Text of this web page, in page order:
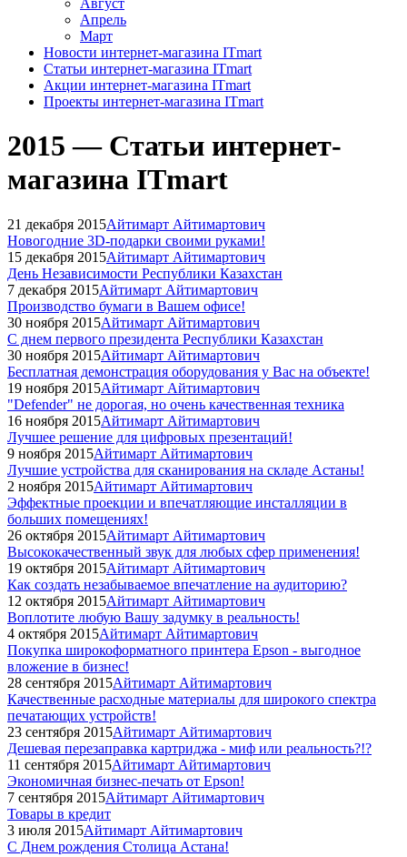
Август
Апрель
Март
Новости интернет-магазина ITmart
Статьи интернет-магазина ITmart
Акции интернет-магазина ITmart
Проекты интернет-магазина ITmart
2015 — Статьи интернет-
магазина ITmart
21 декабря 2015Айтимарт Айтимартович
Новогодние 3D-подарки своими руками!
15 декабря 2015Айтимарт Айтимартович
День Независимости Республики Казахстан
7 декабря 2015Айтимарт Айтимартович
Производство бумаги в Вашем офисе!
30 ноября 2015Айтимарт Айтимартович
С днем первого президента Республики Казахстан
30 ноября 2015Айтимарт Айтимартович
Бесплатная демонстрация оборудования у Вас на объекте!
19 ноября 2015Айтимарт Айтимартович
"Defender" не дорогая, но очень качественная техника
16 ноября 2015Айтимарт Айтимартович
Лучшее решение для цифровых презентаций!
9 ноября 2015Айтимарт Айтимартович
Лучшие устройства для сканирования на складе Астаны!
2 ноября 2015Айтимарт Айтимартович
Эффектные проекции и впечатляющие инсталляции в
больших помещениях!
26 октября 2015Айтимарт Айтимартович
Высококачественный звук для любых сфер применения!
19 октября 2015Айтимарт Айтимартович
Как создать незабываемое впечатление на аудиторию?
12 октября 2015Айтимарт Айтимартович
Воплотите любую Вашу задумку в реальность!
4 октября 2015Айтимарт Айтимартович
Покупка широкоформатного принтера Epson - выгодное
вложение в бизнес!
28 сентября 2015Айтимарт Айтимартович
Качественные расходные материалы для широкого спектра
печатающих устройств!
23 сентября 2015Айтимарт Айтимартович
Дешевая перезаправка картриджа - миф или реальность?!?
11 сентября 2015Айтимарт Айтимартович
Экономичная бизнес-печать от Epson!
7 сентября 2015Айтимарт Айтимартович
Товары в кредит
3 июля 2015Айтимарт Айтимартович
С Днем рождения Столица Астана!